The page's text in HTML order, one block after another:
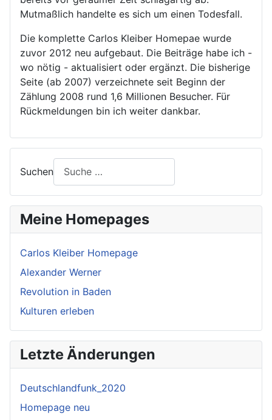
Mutmaßlich handelte es sich um einen Todesfall.
Die komplette Carlos Kleiber Homepae wurde
zuvor 2012 neu aufgebaut. Die Beiträge habe ich -
wo nötig - aktualisiert oder ergänzt. Die bisherige
Seite (ab 2007) verzeichnete seit Beginn der
Zählung 2008 rund 1,6 Millionen Besucher. Für
Rückmeldungen bin ich weiter dankbar.
Suchen
Meine Homepages
Carlos Kleiber Homepage
Alexander Werner
Revolution in Baden
Kulturen erleben
Letzte Änderungen
Deutschlandfunk_2020
Homepage neu